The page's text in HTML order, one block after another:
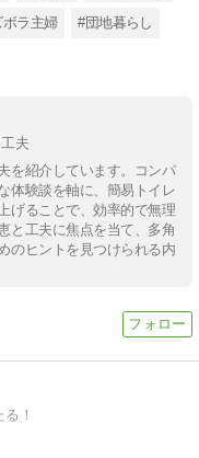
ボラ主婦 #団地暮らし
夫
を紹介しています。コンパ
体験談を軸に、簡易トイレ
げることで、効率的で無理
と工夫に焦点を当て、多角
のヒントを見つけられる内
！